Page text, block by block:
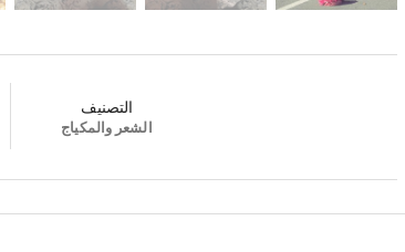
التصنيف
الشعر والمكياج